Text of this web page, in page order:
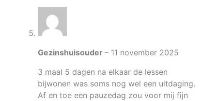
Gezinshuisouder – 11 november 2025
3 maal 5 dagen na elkaar de lessen
bijwonen was soms nog wel een uitdaging.
Af en toe een pauzedag zou voor mij fijn